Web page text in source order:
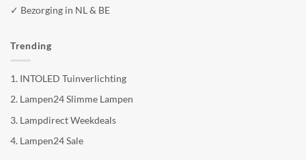
✓ Bezorging in NL & BE
Trending
1. INTOLED Tuinverlichting
2. Lampen24 Slimme Lampen
3. Lampdirect Weekdeals
4. Lampen24 Sale